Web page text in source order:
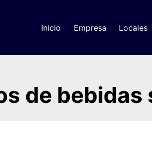
Inicio Empresa Locales
de bebidas